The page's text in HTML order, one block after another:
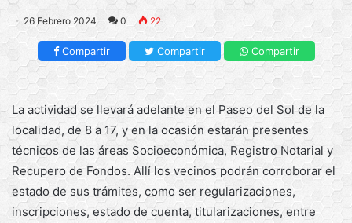
26 Febrero 2024 0 22
Compartir Compartir Compartir
La actividad se llevará adelante en el Paseo del Sol de la
localidad, de 8 a 17, y en la ocasión estarán presentes
técnicos de las áreas Socioeconómica, Registro Notarial y
Recupero de Fondos. Allí los vecinos podrán corroborar el
estado de sus trámites, como ser regularizaciones,
inscripciones, estado de cuenta, titularizaciones, entre